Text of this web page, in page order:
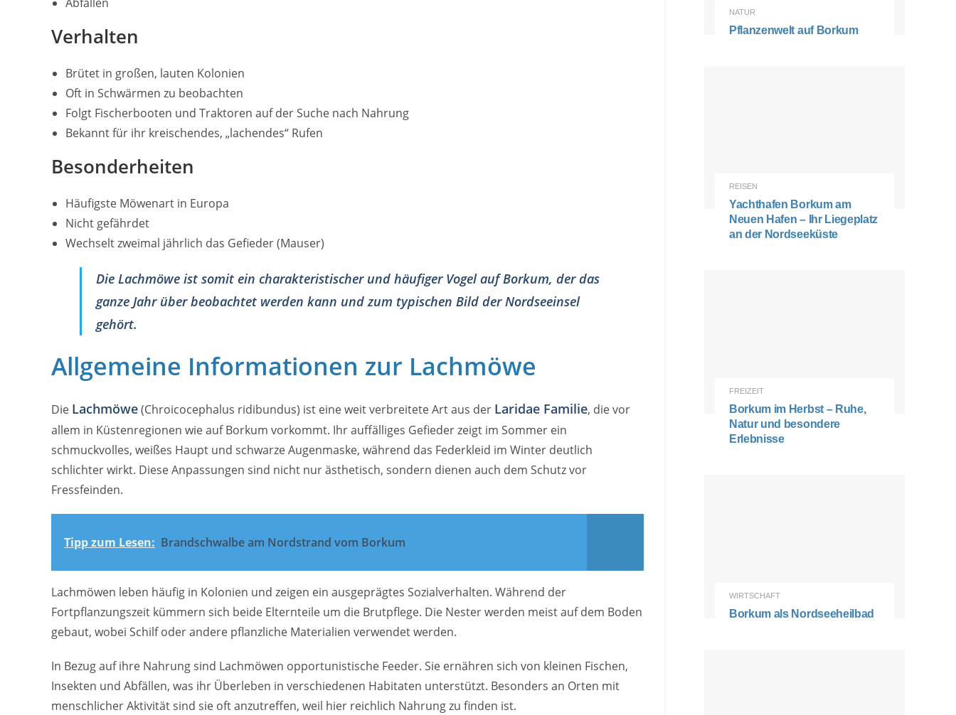
Verhalten
Brütet in großen, lauten Kolonien
Oft in Schwärmen zu beobachten
Folgt Fischerbooten und Traktoren auf der Suche nach Nahrung
Bekannt für ihr kreischendes, „lachendes“ Rufen
Besonderheiten
Häufigste Möwenart in Europa
Nicht gefährdet
Wechselt zweimal jährlich das Gefieder (Mauser)
Die Lachmöwe ist somit ein charakteristischer und häufiger Vogel auf Borkum, der das
ganze Jahr über beobachtet werden kann und zum typischen Bild der Nordseeinsel
gehört.
Allgemeine Informationen zur Lachmöwe
Die Lachmöwe(Chroicocephalus ridibundus) ist eine weit verbreitete Art aus der Laridae Familie, die vor
allem in Küstenregionen wie auf Borkum vorkommt. Ihr auffälliges Gefieder zeigt im Sommer ein
schmuckvolles, weißes Haupt und schwarze Augenmaske, während das Federkleid im Winter deutlich
schlichter wirkt. Diese Anpassungen sind nicht nur ästhetisch, sondern dienen auch dem Schutz vor
Fressfeinden.
Tipp zum Lesen: Brandschwalbe am Nordstrand vom Borkum
Lachmöwen leben häufig in Kolonien und zeigen ein ausgeprägtes Sozialverhalten. Während der
Fortpflanzungszeit kümmern sich beide Elternteile um die Brutpflege. Die Nester werden meist auf dem Boden
gebaut, wobei Schilf oder andere pflanzliche Materialien verwendet werden.
In Bezug auf ihre Nahrung sind Lachmöwen opportunistische Feeder. Sie ernähren sich von kleinen Fischen,
Insekten und Abfällen, was ihr Überleben in verschiedenen Habitaten unterstützt. Besonders an Orten mit
menschlicher Aktivität sind sie oft anzutreffen, weil hier reichlich Nahrung zu finden ist.
NATUR
Pflanzenwelt auf Borkum
REISEN
Yachthafen Borkum am
Neuen Hafen – Ihr Liegeplatz
an der Nordseeküste
FREIZEIT
Borkum im Herbst – Ruhe,
Natur und besondere
Erlebnisse
WIRTSCHAFT
Borkum als Nordseeheilbad